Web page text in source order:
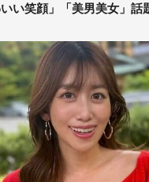
い笑顔」「美男美女」話